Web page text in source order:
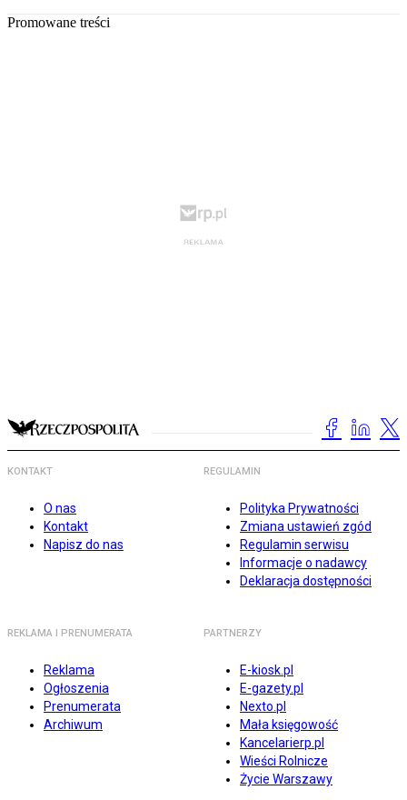
Promowane treści
KONTAKT
O nas
Kontakt
Napisz do nas
REGULAMIN
Polityka Prywatności
Zmiana ustawień zgód
Regulamin serwisu
Informacje o nadawcy
Deklaracja dostępności
REKLAMA I PRENUMERATA
Reklama
Ogłoszenia
Prenumerata
Archiwum
PARTNERZY
E-kiosk.pl
E-gazety.pl
Nexto.pl
Mała księgowość
Kancelarierp.pl
Wieści Rolnicze
Życie Warszawy